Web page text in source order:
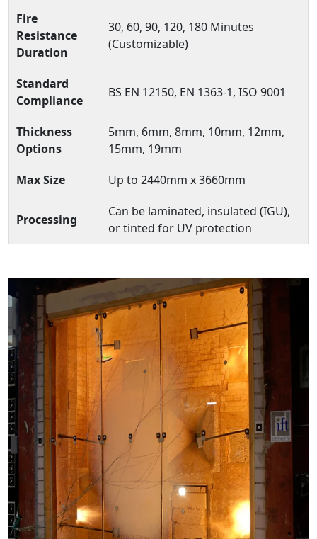
Fire
Resistance
Duration
30, 60, 90, 120, 180 Minutes
(Customizable)
Standard
Compliance
BS EN 12150, EN 1363-1, ISO 9001
Thickness
Options
5mm, 6mm, 8mm, 10mm, 12mm,
15mm, 19mm
Max Size
Up to 2440mm x 3660mm
Processing
Can be laminated, insulated (IGU),
or tinted for UV protection